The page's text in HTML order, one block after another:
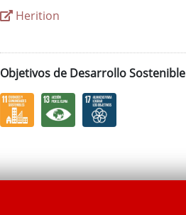
Herition
Objetivos de Desarrollo Sostenible